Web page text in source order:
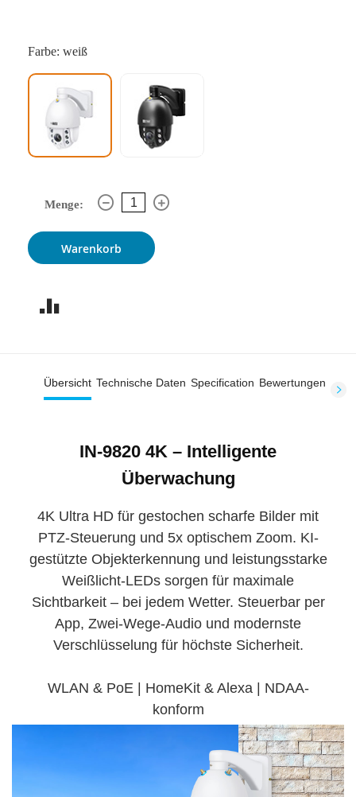
Farbe: weiß
Menge:
Warenkorb
Übersicht Technische Daten Specification Bewertungen
IN-9820 4K – Intelligente
Überwachung
4K Ultra HD für gestochen scharfe Bilder mit
PTZ-Steuerung und 5x optischem Zoom. KI-
gestützte Objekterkennung und leistungsstarke
Weißlicht-LEDs sorgen für maximale
Sichtbarkeit – bei jedem Wetter. Steuerbar per
App, Zwei-Wege-Audio und modernste
Verschlüsselung für höchste Sicherheit.
WLAN & PoE | HomeKit & Alexa | NDAA-
konform